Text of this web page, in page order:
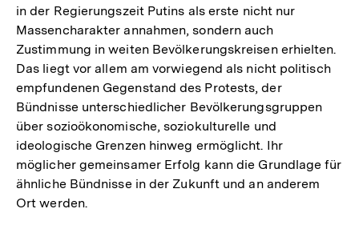
in der Regierungszeit Putins als erste nicht nur
Massencharakter annahmen, sondern auch
Zustimmung in weiten Bevölkerungskreisen erhielten.
Das liegt vor allem am vorwiegend als nicht politisch
empfundenen Gegenstand des Protests, der
Bündnisse unterschiedlicher Bevölkerungsgruppen
über sozioökonomische, soziokulturelle und
ideologische Grenzen hinweg ermöglicht. Ihr
möglicher gemeinsamer Erfolg kann die Grundlage für
ähnliche Bündnisse in der Zukunft und an anderem
Ort werden.